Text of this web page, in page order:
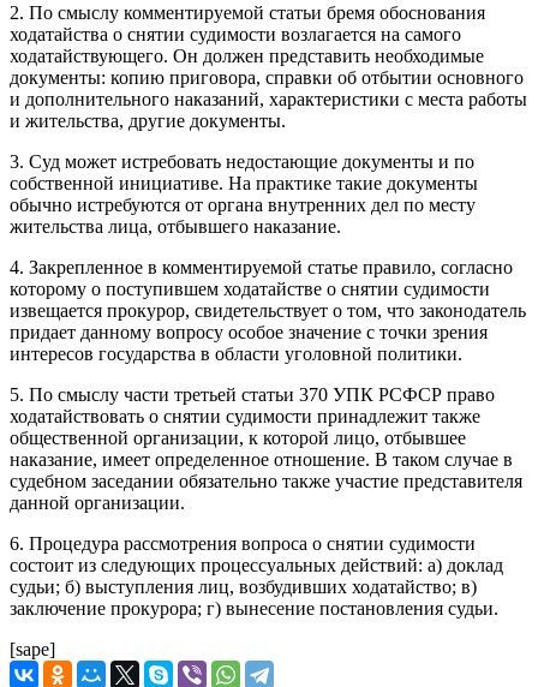
2. По смыслу комментируемой статьи бремя обоснования
ходатайства о снятии судимости возлагается на самого
ходатайствующего. Он должен представить необходимые
документы: копию приговора, справки об отбытии основного
и дополнительного наказаний, характеристики с места работы
и жительства, другие документы.
3. Суд может истребовать недостающие документы и по
собственной инициативе. На практике такие документы
обычно истребуются от органа внутренних дел по месту
жительства лица, отбывшего наказание.
4. Закрепленное в комментируемой статье правило, согласно
которому о поступившем ходатайстве о снятии судимости
извещается прокурор, свидетельствует о том, что законодатель
придает данному вопросу особое значение с точки зрения
интересов государства в области уголовной политики.
5. По смыслу части третьей статьи 370 УПК РСФСР право
ходатайствовать о снятии судимости принадлежит также
общественной организации, к которой лицо, отбывшее
наказание, имеет определенное отношение. В таком случае в
судебном заседании обязательно также участие представителя
данной организации.
6. Процедура рассмотрения вопроса о снятии судимости
состоит из следующих процессуальных действий: а) доклад
судьи; б) выступления лиц, возбудивших ходатайство; в)
заключение прокурора; г) вынесение постановления судьи.
[sape]